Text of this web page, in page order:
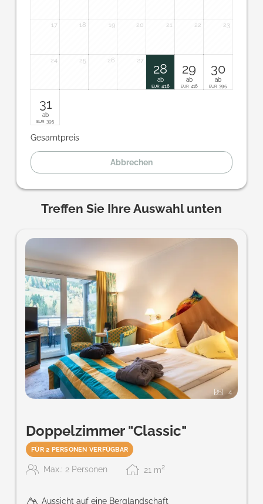
17 18 19 20 21 22 23
24 25 26 27
28
ab
EUR 416
29
ab
EUR 416
30
ab
EUR 395
31
ab
EUR 395
Gesamtpreis
Abbrechen
Treffen Sie Ihre Auswahl unten
4
Doppelzimmer "Classic"
FÜR 2 PERSONEN VERFÜGBAR
Max.: 2 Personen 21 m2
Aussicht auf eine Berglandschaft